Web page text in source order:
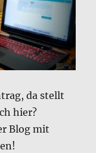
da stellt
hier?
Blog mit